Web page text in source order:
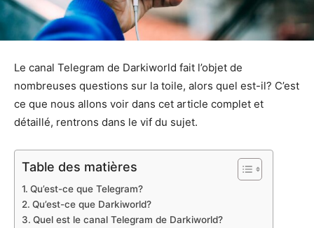
Le canal Telegram de Darkiworld fait l’objet de
nombreuses questions sur la toile, alors quel est-il? C’est
ce que nous allons voir dans cet article complet et
détaillé, rentrons dans le vif du sujet.
Table des matières
Qu’est-ce que Telegram?
Qu’est-ce que Darkiworld?
Quel est le canal Telegram de Darkiworld?